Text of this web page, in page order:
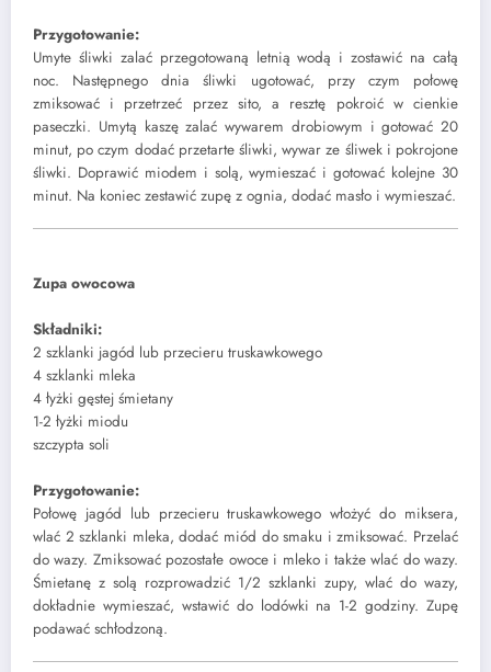
Przygotowanie:
Umyte śliwki zalać przegotowaną letnią wodą i zostawić na całą
noc. Następnego dnia śliwki ugotować, przy czym połowę
zmiksować i przetrzeć przez sito, a resztę pokroić w cienkie
paseczki. Umytą kaszę zalać wywarem drobiowym i gotować 20
minut, po czym dodać przetarte śliwki, wywar ze śliwek i pokrojone
śliwki. Doprawić miodem i solą, wymieszać i gotować kolejne 30
minut. Na koniec zestawić zupę z ognia, dodać masło i wymieszać.
Zupa owocowa
Składniki:
2 szklanki jagód lub przecieru truskawkowego
4 szklanki mleka
4 łyżki gęstej śmietany
1-2 łyżki miodu
szczypta soli
Przygotowanie:
Połowę jagód lub przecieru truskawkowego włożyć do miksera,
wlać 2 szklanki mleka, dodać miód do smaku i zmiksować. Przelać
do wazy. Zmiksować pozostałe owoce i mleko i także wlać do wazy.
Śmietanę z solą rozprowadzić 1/2 szklanki zupy, wlać do wazy,
dokładnie wymieszać, wstawić do lodówki na 1-2 godziny. Zupę
podawać schłodzoną.